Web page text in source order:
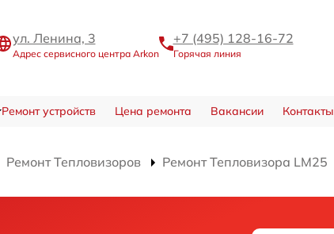
ул. Ленина, 3
Адрес сервисного центра Arkon
+7 (495) 128-16-72
Горячая линия
Ремонт устройств Цена ремонта Вакансии Контакты
Ремонт Тепловизоров Ремонт Тепловизора LM25